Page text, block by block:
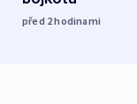
před 2hodinami